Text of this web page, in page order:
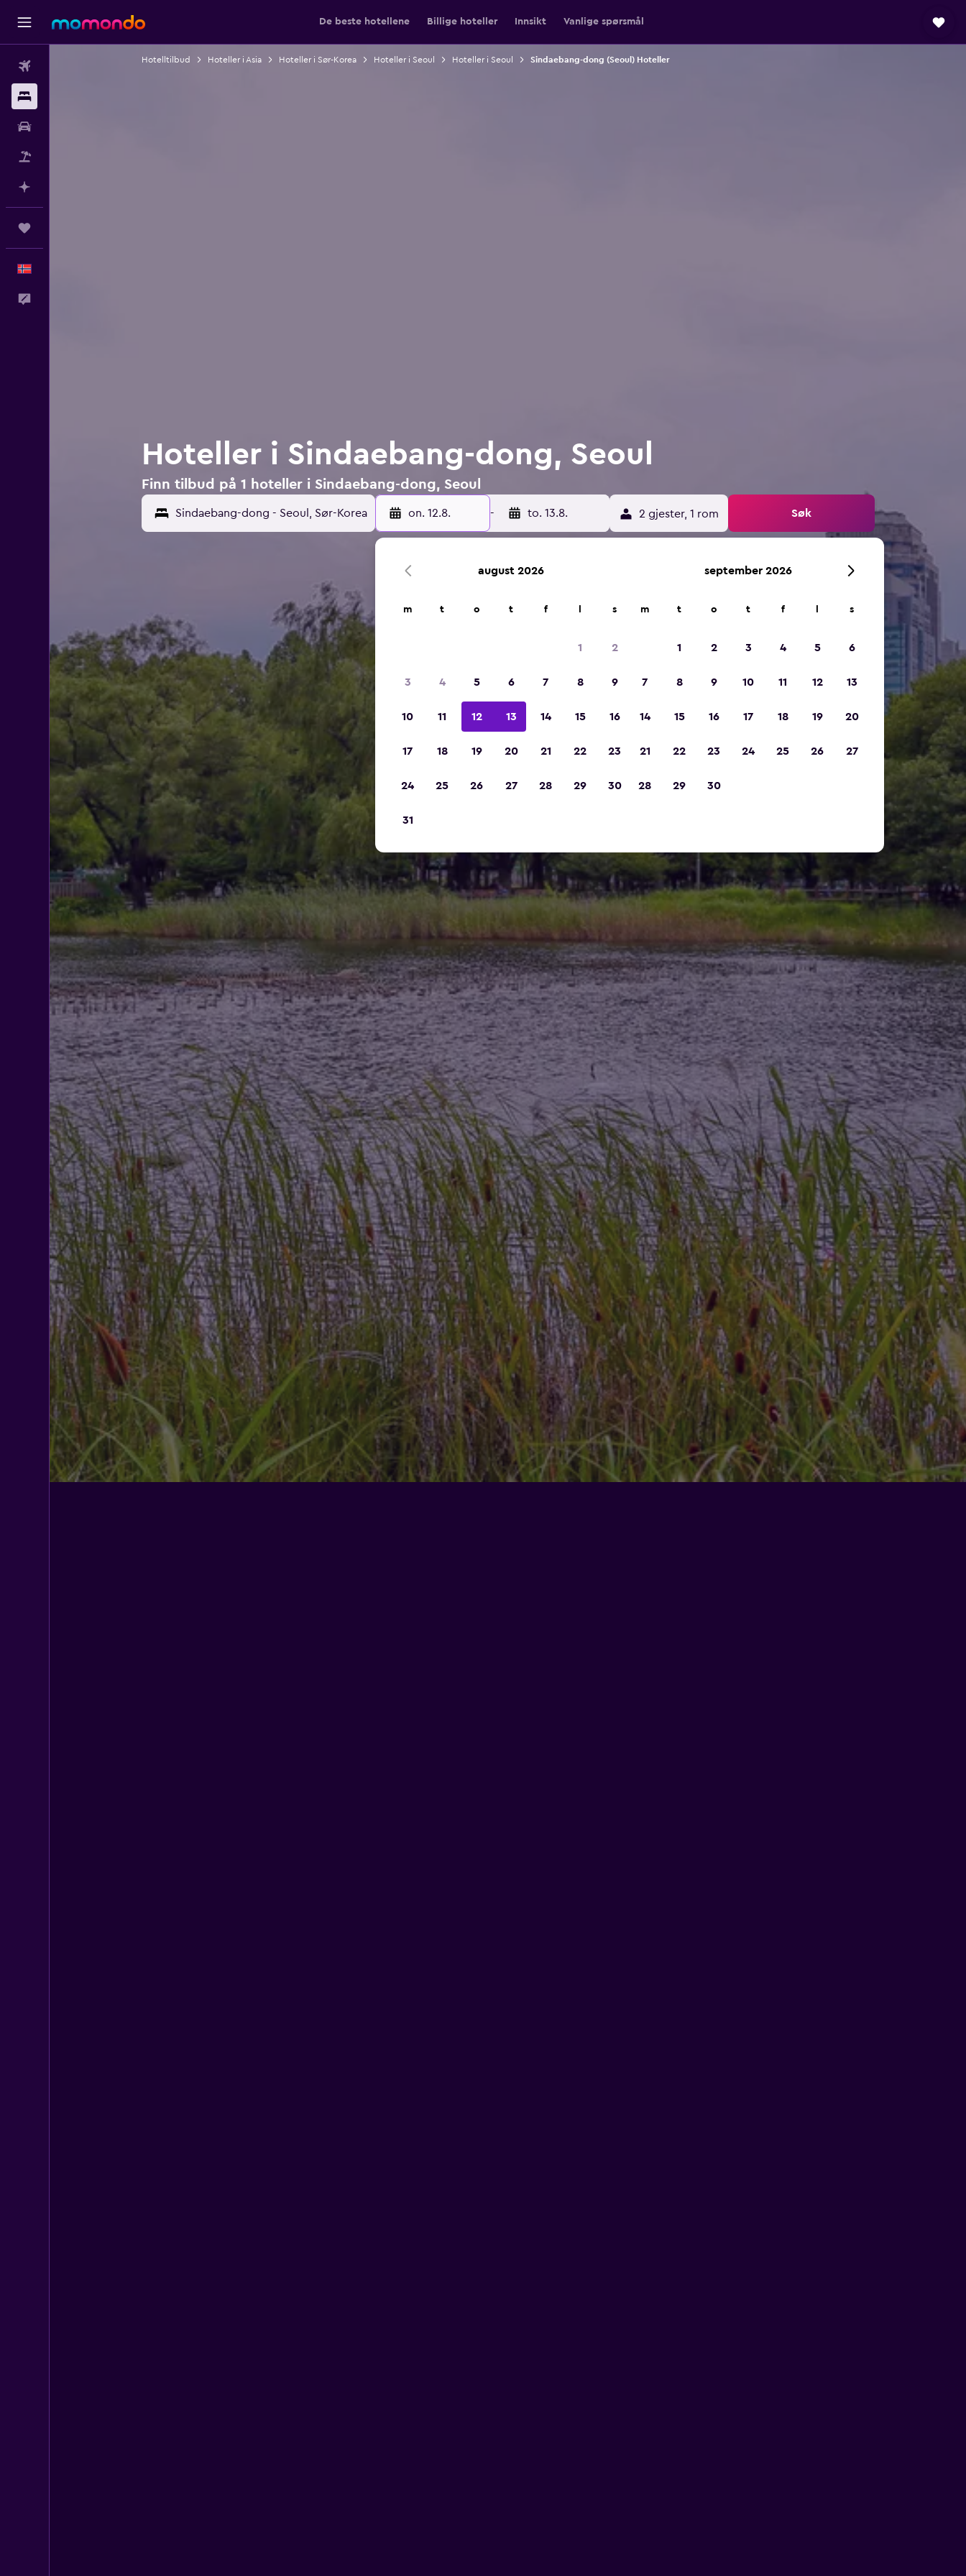
De beste hotellene Billige hoteller Innsikt Vanlige spørsmål
Hotelltilbud Hoteller i Asia Hoteller i Sør-Korea Hoteller i Seoul Hoteller i Seoul Sindaebang-dong (Seoul) Hoteller
Hoteller i Sindaebang-dong, Seoul
Finn tilbud på 1 hoteller i Sindaebang-dong, Seoul
on. 12.8. - to. 13.8. 2 gjester, 1 rom Søk
august 2026
m t o t f s
1 2
3 4 5 6 7 8 9
10 11 12 13 14 15 16
17 18 19 20 21 22 23
24 25 26 27 28 29 30
31
september 2026
m t o t f s
1 2 3 4 5 6
7 8 9 10 11 12 13
14 15 16 17 18 19 20
21 22 23 24 25 26 27
28 29 30